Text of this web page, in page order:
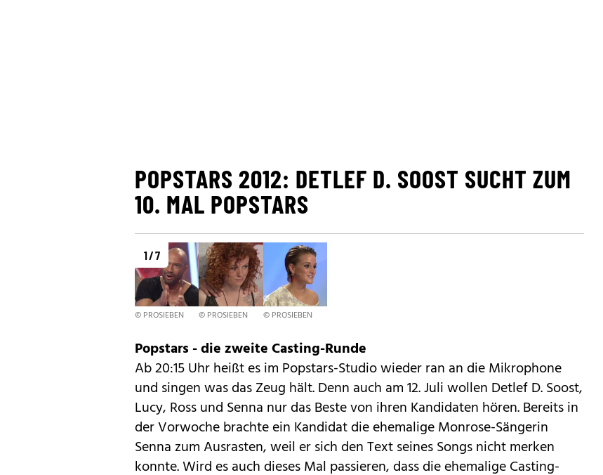
POPSTARS 2012: DETLEF D. SOOST SUCHT ZUM
10. MAL POPSTARS
1 / 7
© PROSIEBEN © PROSIEBEN © PROSIEBEN
Popstars - die zweite Casting-Runde
Ab 20:15 Uhr heißt es im Popstars-Studio wieder ran an die Mikrophone
und singen was das Zeug hält. Denn auch am 12. Juli wollen Detlef D. Soost,
Lucy, Ross und Senna nur das Beste von ihren Kandidaten hören. Bereits in
der Vorwoche brachte ein Kandidat die ehemalige Monrose-Sängerin
Sennazum Ausrasten, weil er sich den Text seines Songs nicht merken
konnte. Wird es auch dieses Mal passieren, dass die ehemalige Casting-